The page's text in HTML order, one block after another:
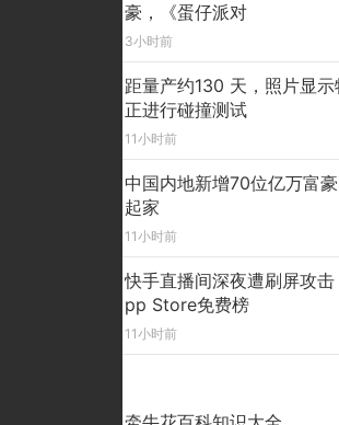
豪，《蛋仔派对
3小时前
距量产约130 天，照片显
正进行碰撞测试
11小时前
中国内地新增70位亿万富
起家
11小时前
快手直播间深夜遭刷屏攻
pp Store免费榜
11小时前